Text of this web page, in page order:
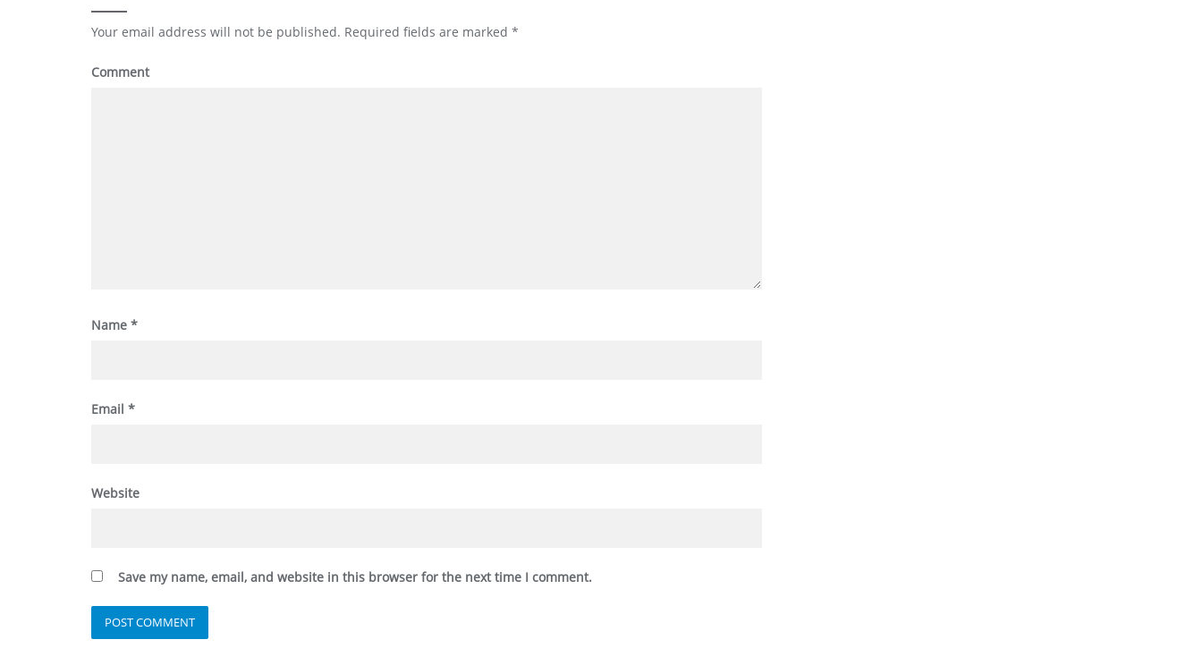
Your email address will not be published. Required fields are marked *
Comment
Name *
Email *
Website
Save my name, email, and website in this browser for the next time I comment.